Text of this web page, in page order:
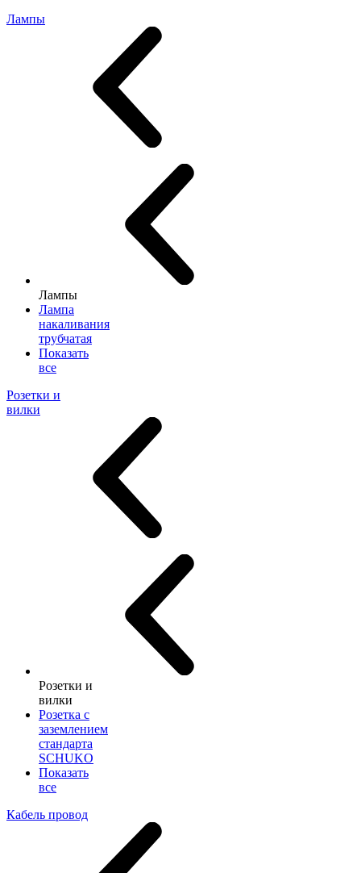
Лампы
Лампы
Лампа
накаливания
трубчатая
Показать
все
Розетки и
вилки
Розетки и
вилки
Розетка с
заземлением
стандарта
SCHUKO
Показать
все
Кабель провод